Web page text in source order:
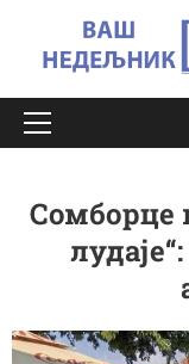
Примарy
Сомборце